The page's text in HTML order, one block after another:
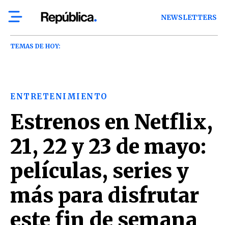
NEWSLETTERS
TEMAS DE HOY:
ENTRETENIMIENTO
Estrenos en Netflix,
21, 22 y 23 de mayo:
películas, series y
más para disfrutar
este fin de semana